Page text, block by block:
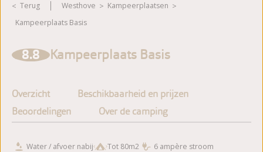
Terug Westhove
kampeerplaatsen
Kampeerplaats Basis
8.8 Kampeerplaats Basis
Overzicht
Beschikbaarheid en prijzen
Beoordelingen
Over de camping
Water / afvoer nabij Tot 80m2
6 ampère stroom